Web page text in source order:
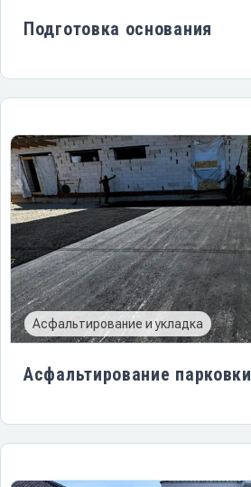
Подготовка основания
Асфальтирование и укладка
Асфальтирование парковки